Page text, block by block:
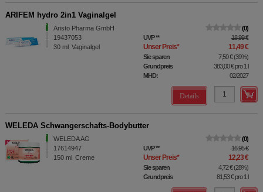
ARIFEM hydro 2in1 Vaginalgel
Aristo Pharma GmbH
19437053
30 ml Vaginalgel
0
UVP** 18,99 €
Unser Preis* 11,49 €
Sie sparen 7,50 €(39%)
Grundpreis
383,00 €pro 1 l
MHD:
02/2027
Details
WELEDA Schwangerschafts-Bodybutter
WELEDA AG
17614947
150 ml Creme
0
UVP** 16,95 €
Unser Preis* 12,23 €
Sie sparen 4,72 €(28%)
Grundpreis
81,53 €pro 1 l